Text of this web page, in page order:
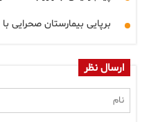
برپایی بیمارستان صحرایی با ۱۰۰ تخت در تهران برای مراسم تشییع رهبر شهید
ارسال نظر